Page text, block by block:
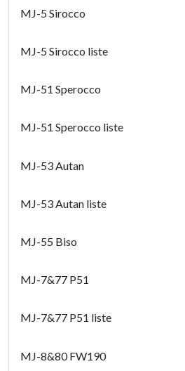
MJ-5 Sirocco
MJ-5 Sirocco liste
MJ-51 Sperocco
MJ-51 Sperocco liste
MJ-53 Autan
MJ-53 Autan liste
MJ-55 Biso
MJ-7&77 P51
MJ-7&77 P51 liste
MJ-8&80 FW190